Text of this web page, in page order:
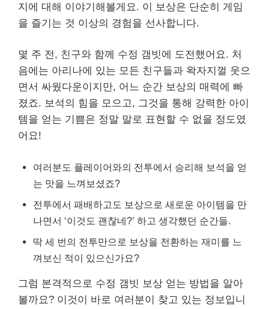
지에 대해 이야기해볼게요. 이 보상은 단순히 게임
을 즐기는 것 이상의 경험을 선사합니다.
몇 주 전, 친구와 함께 수정 갬빗에 도전했어요. 처
음에는 아리나에 있는 모든 친구들과 왁자지껄 웃으
면서 싸웠다운이지만, 어느 순간 보상의 매력에 빠
졌죠. 보석의 힘을 모으고, 그것을 통해 강력한 아이
템을 얻는 기쁨은 정말 말로 표현할 수 없을 정도였
어요!
여러분도 플레이어와의 전투에서 승리해 보석을 얻
는 맛을 느껴보셨죠?
전투에서 패배하고도 보상으로 새로운 아이템을 만
나면서 ‘이것도 괜찮네?’ 하고 생각했던 순간들.
딱 세 번의 전투만으로 보상을 전환하는 재미를 느
껴보신 적이 있으신가요?
그럼 본격적으로 수정 갬빗 보상 얻는 방법을 알아
볼까요? 이것이 바로 여러분이 찾고 있는 정보입니